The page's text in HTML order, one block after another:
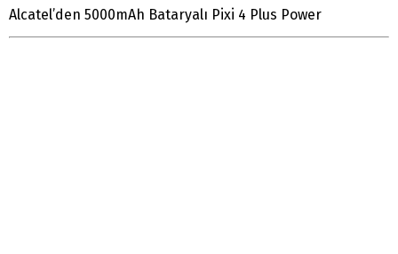
Alcatel’den 5000mAh Bataryalı Pixi 4 Plus Power